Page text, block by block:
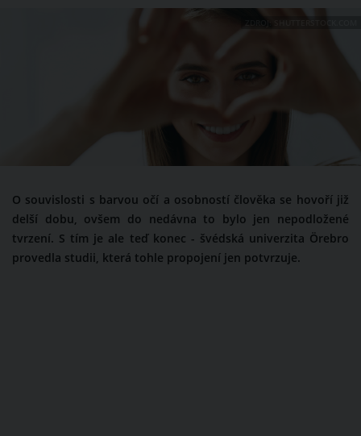
ZDROJ: SHUTTERSTOCK.COM
O souvislosti s barvou očí a osobností člověka se hovoří již
delší dobu, ovšem do nedávna to bylo jen nepodložené
tvrzení. S tím je ale teď konec - švédská univerzita Örebro
provedla studii, která tohle propojení jen potvrzuje.